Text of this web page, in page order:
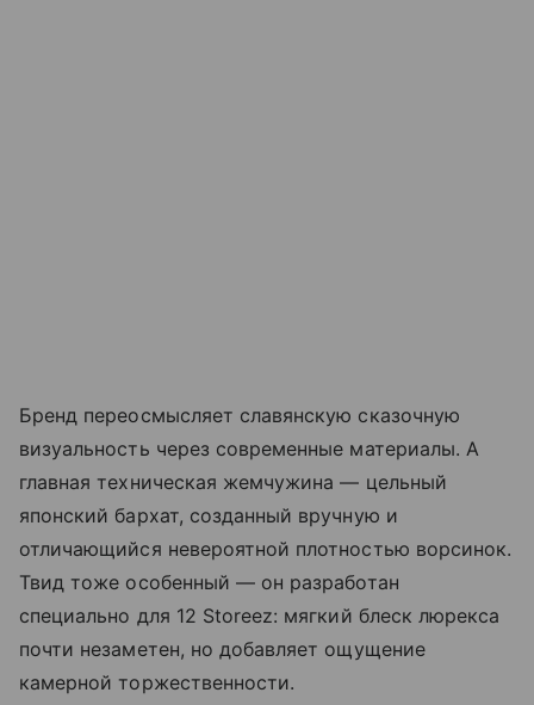
Бренд переосмысляет славянскую сказочную
визуальность через современные материалы. А
главная техническая жемчужина — цельный
японский бархат, созданный вручную и
отличающийся невероятной плотностью ворсинок.
Твид тоже особенный — он разработан
специально для 12 Storeez: мягкий блеск люрекса
почти незаметен, но добавляет ощущение
камерной торжественности.